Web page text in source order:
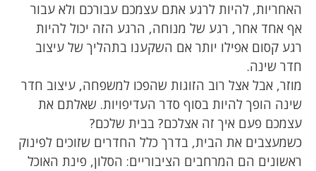
האחריות, להיות לרגע אתם עצמכם עבורכם ולא עבור
אף אחד אחר, רגע של מנוחה, הרגע הזה יכול להיות
רגע קסום אפילו יותר אם השקענו בתהליך של עיצוב
חדר שינה.
מוזר, אבל אצל רוב הזוגות שהפכו למשפחה, עיצוב חדר
שינה הופך להיות בסוף סדר העדיפויות. שאלתם את
עצמכם פעם איך זה אצלכם? בבית שלכם?
כשמעצבים את הבית, בדרך כלל החדרים שזוכים לפינוק
ראשונים הם המרחבים הציבוריים: הסלון, פינת האוכל